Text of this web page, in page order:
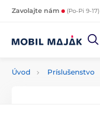
Zavolajte nám (Po-Pi 9-17)
Úvod Príslušenstvo